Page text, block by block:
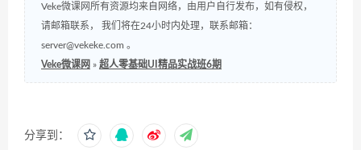
Veke微课网所有资源均来自网络，由用户自行发布，如有侵权，
请邮箱联系， 我们将在24小时内处理，联系邮箱：
server@vekeke.com 。
Veke微课网 » 超人零基础UI精品实战班6期
分享到：